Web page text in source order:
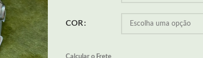
COR
Calcular o Frete